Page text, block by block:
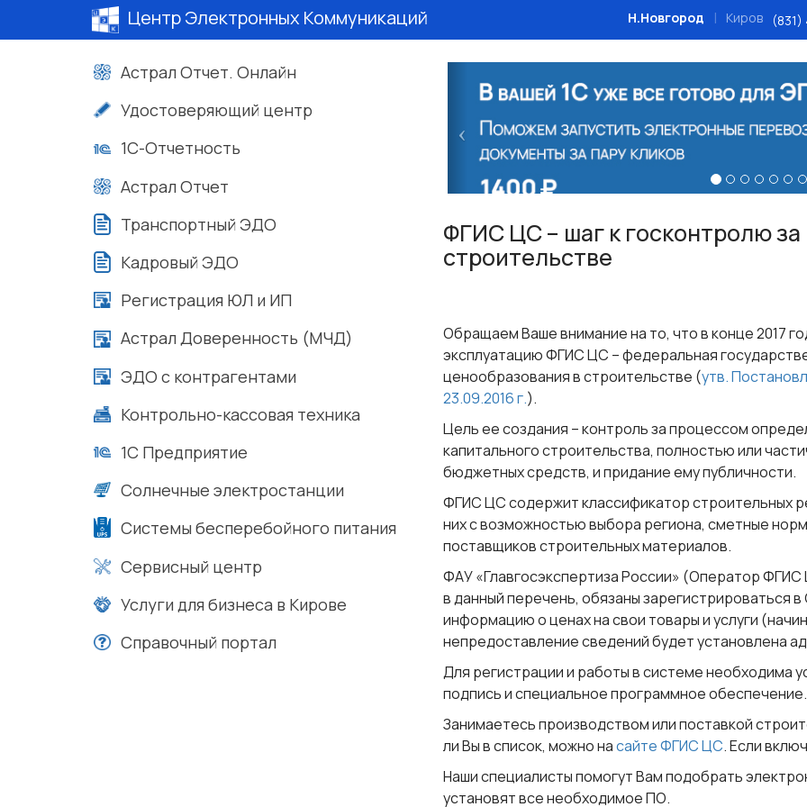
Центр Электронных Коммуникаций Н.Новгород | Киров
Астрал Отчет. Онлайн
Удостоверяющий центр
1С-Отчетность
Астрал Отчет
Транспортный ЭДО
Кадровый ЭДО
Регистрация ЮЛ и ИП
Астрал Доверенность (МЧД)
ЭДО с контрагентами
Контрольно-кассовая техника
1С Предприятие
Солнечные электростанции
Системы бесперебойного питания
Сервисный центр
Услуги для бизнеса в Кирове
Справочный портал
Назад
ФГИС ЦС – шаг к госконтролю
строительстве
Обращаем Ваше внимание на то, что в конце 2017
эксплуатацию ФГИС ЦС – федеральная
ценообразования в строительстве (утв.
23.09.2016 г.).
Цель ее создания – контроль за процессом
капитального строительства, полностью или
бюджетных средств, и придание ему публичности.
ФГИС ЦС содержит классификатор строительных
них с возможностью выбора региона, сметные
поставщиков строительных материалов.
ФАУ «Главгосэкспертиза России» (Оператор
в данный перечень, обязаны зарегистрироваться
информацию о ценах на свои товары и услуги
непредоставление сведений будет установлена
Для регистрации и работы в системе необходима
подпись и специальное программное обеспечение.
Занимаетесь производством или поставкой
ли Вы в список, можно насайте ФГИС ЦС. Если
Наши специалисты помогут Вам подобрать
установят все необходимое ПО.